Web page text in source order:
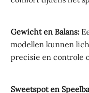
Gewicht en Balans:
modellen kunnen
precisie en controle
Sweetspot en